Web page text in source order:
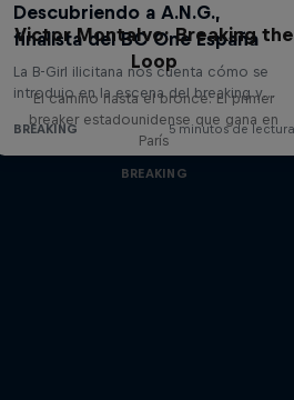
Victor Montalvo: Breaking the
Loop
El camino hasta el bronce: El primer
breaker estadounidense que gana en
París
BREAKING